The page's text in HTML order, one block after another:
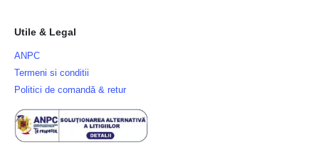
Utile & Legal
ANPC
Termeni si conditii
Politici de comandă & retur